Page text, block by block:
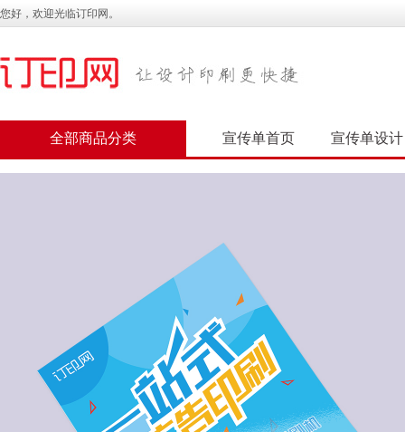
您好，欢迎光临订印网。
全部商品分类 宣传单首页 宣传单设计